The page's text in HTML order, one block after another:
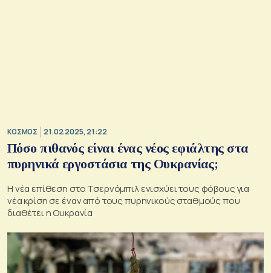
ΚΟΣΜΟΣ 21.02.2025, 21:22
Πόσο πιθανός είναι ένας νέος εφιάλτης στα
πυρηνικά εργοστάσια της Ουκρανίας;
Η νέα επίθεση στο Τσερνόμπιλ ενισχύει τους φόβους για
νέα κρίση σε έναν από τους πυρηνικούς σταθμούς που
διαθέτει η Ουκρανία